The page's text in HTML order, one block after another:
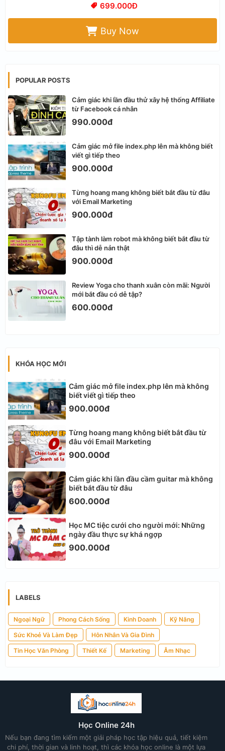
699.000Đ
Buy Now
POPULAR POSTS
Cảm giác khi lần đầu thử xây hệ thống Affiliate
từ Facebook cá nhân
990.000đ
Cảm giác mở file index.php lên mà không biết
viết gì tiếp theo
900.000đ
Từng hoang mang không biết bắt đầu từ đâu
với Email Marketing
900.000đ
Tập tành làm robot mà không biết bắt đầu từ
đâu thì dễ nản thật
900.000đ
Review Yoga cho thanh xuân còn mãi: Người
mới bắt đầu có dễ tập?
600.000đ
KHÓA HỌC MỚI
Cảm giác mở file index.php lên mà không
biết viết gì tiếp theo
900.000đ
Từng hoang mang không biết bắt đầu từ
đâu với Email Marketing
900.000đ
Cảm giác khi lần đầu cầm guitar mà không
biết bắt đầu từ đâu
600.000đ
Học MC tiệc cưới cho người mới: Những
ngày đầu thực sự khá ngợp
900.000đ
LABELS
Ngoại Ngữ Phong Cách Sống Kinh Doanh Kỹ Năng
Sức Khoẻ Và Làm Đẹp Hôn Nhân Và Gia Đình
Tin Học Văn Phòng Thiết Kế Marketing Âm Nhạc
Học Online 24h
Nếu bạn đang tìm kiếm một giải pháp học tập hiệu quả, tiết kiệm
chi phí, thời gian và linh hoạt, thì các khóa học online là một lựa